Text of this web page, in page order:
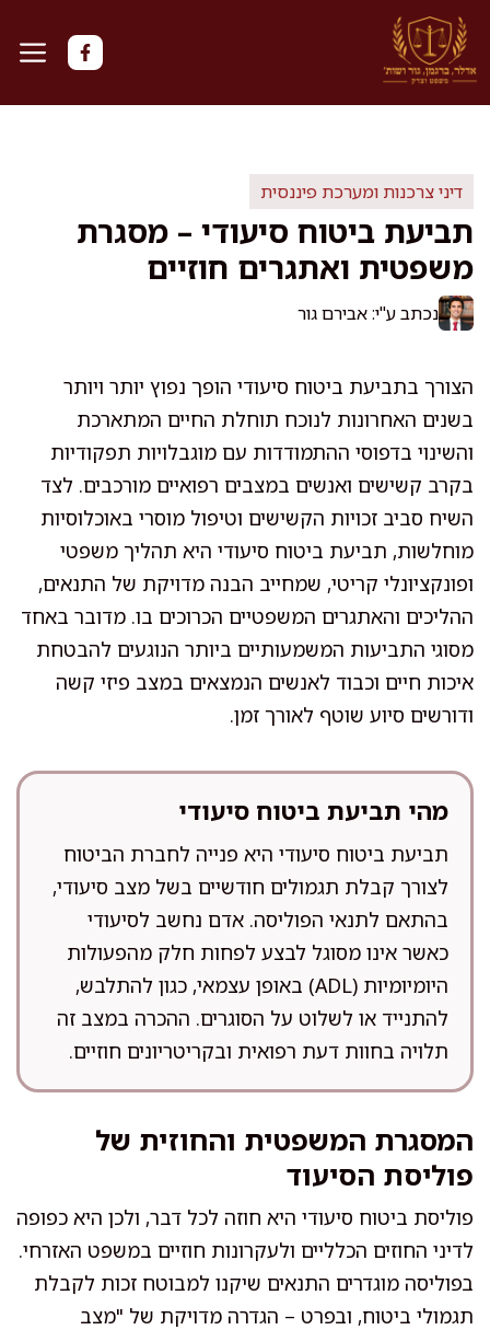
לדלג
לתוכן
דיני צרכנות ומערכת פיננסית
תביעת ביטוח סיעודי – מסגרת
משפטית ואתגרים חוזיים
נכתב ע"י: אבירם גור
הצורך בתביעת ביטוח סיעודי הופך נפוץ יותר ויותר
בשנים האחרונות לנוכח תוחלת החיים המתארכת
והשינוי בדפוסי ההתמודדות עם מוגבלויות תפקודיות
בקרב קשישים ואנשים במצבים רפואיים מורכבים. לצד
השיח סביב זכויות הקשישים וטיפול מוסרי באוכלוסיות
מוחלשות, תביעת ביטוח סיעודי היא תהליך משפטי
ופונקציונלי קריטי, שמחייב הבנה מדויקת של התנאים,
ההליכים והאתגרים המשפטיים הכרוכים בו. מדובר באחד
מסוגי התביעות המשמעותיים ביותר הנוגעים להבטחת
איכות חיים וכבוד לאנשים הנמצאים במצב פיזי קשה
ודורשים סיוע שוטף לאורך זמן.
מהי תביעת ביטוח סיעודי
תביעת ביטוח סיעודי היא פנייה לחברת הביטוח
לצורך קבלת תגמולים חודשיים בשל מצב סיעודי,
בהתאם לתנאי הפוליסה. אדם נחשב לסיעודי
כאשר אינו מסוגל לבצע לפחות חלק מהפעולות
היומיומיות (ADL) באופן עצמאי, כגון להתלבש,
להתנייד או לשלוט על הסוגרים. ההכרה במצב זה
תלויה בחוות דעת רפואית ובקריטריונים חוזיים.
המסגרת המשפטית והחוזית של
פוליסת הסיעוד
פוליסת ביטוח סיעודי היא חוזה לכל דבר, ולכן היא כפופה
לדיני החוזים הכלליים ולעקרונות חוזיים במשפט האזרחי.
בפוליסה מוגדרים התנאים שיקנו למבוטח זכות לקבלת
תגמולי ביטוח, ובפרט – הגדרה מדויקת של "מצב